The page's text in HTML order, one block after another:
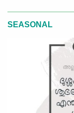
SEASONAL